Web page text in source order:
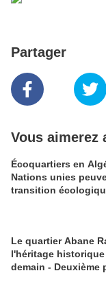
Partager
Vous aimerez
Écoquartiers en
Nations unies
transition
Le quartier Abane
l'héritage
demain - Deuxième